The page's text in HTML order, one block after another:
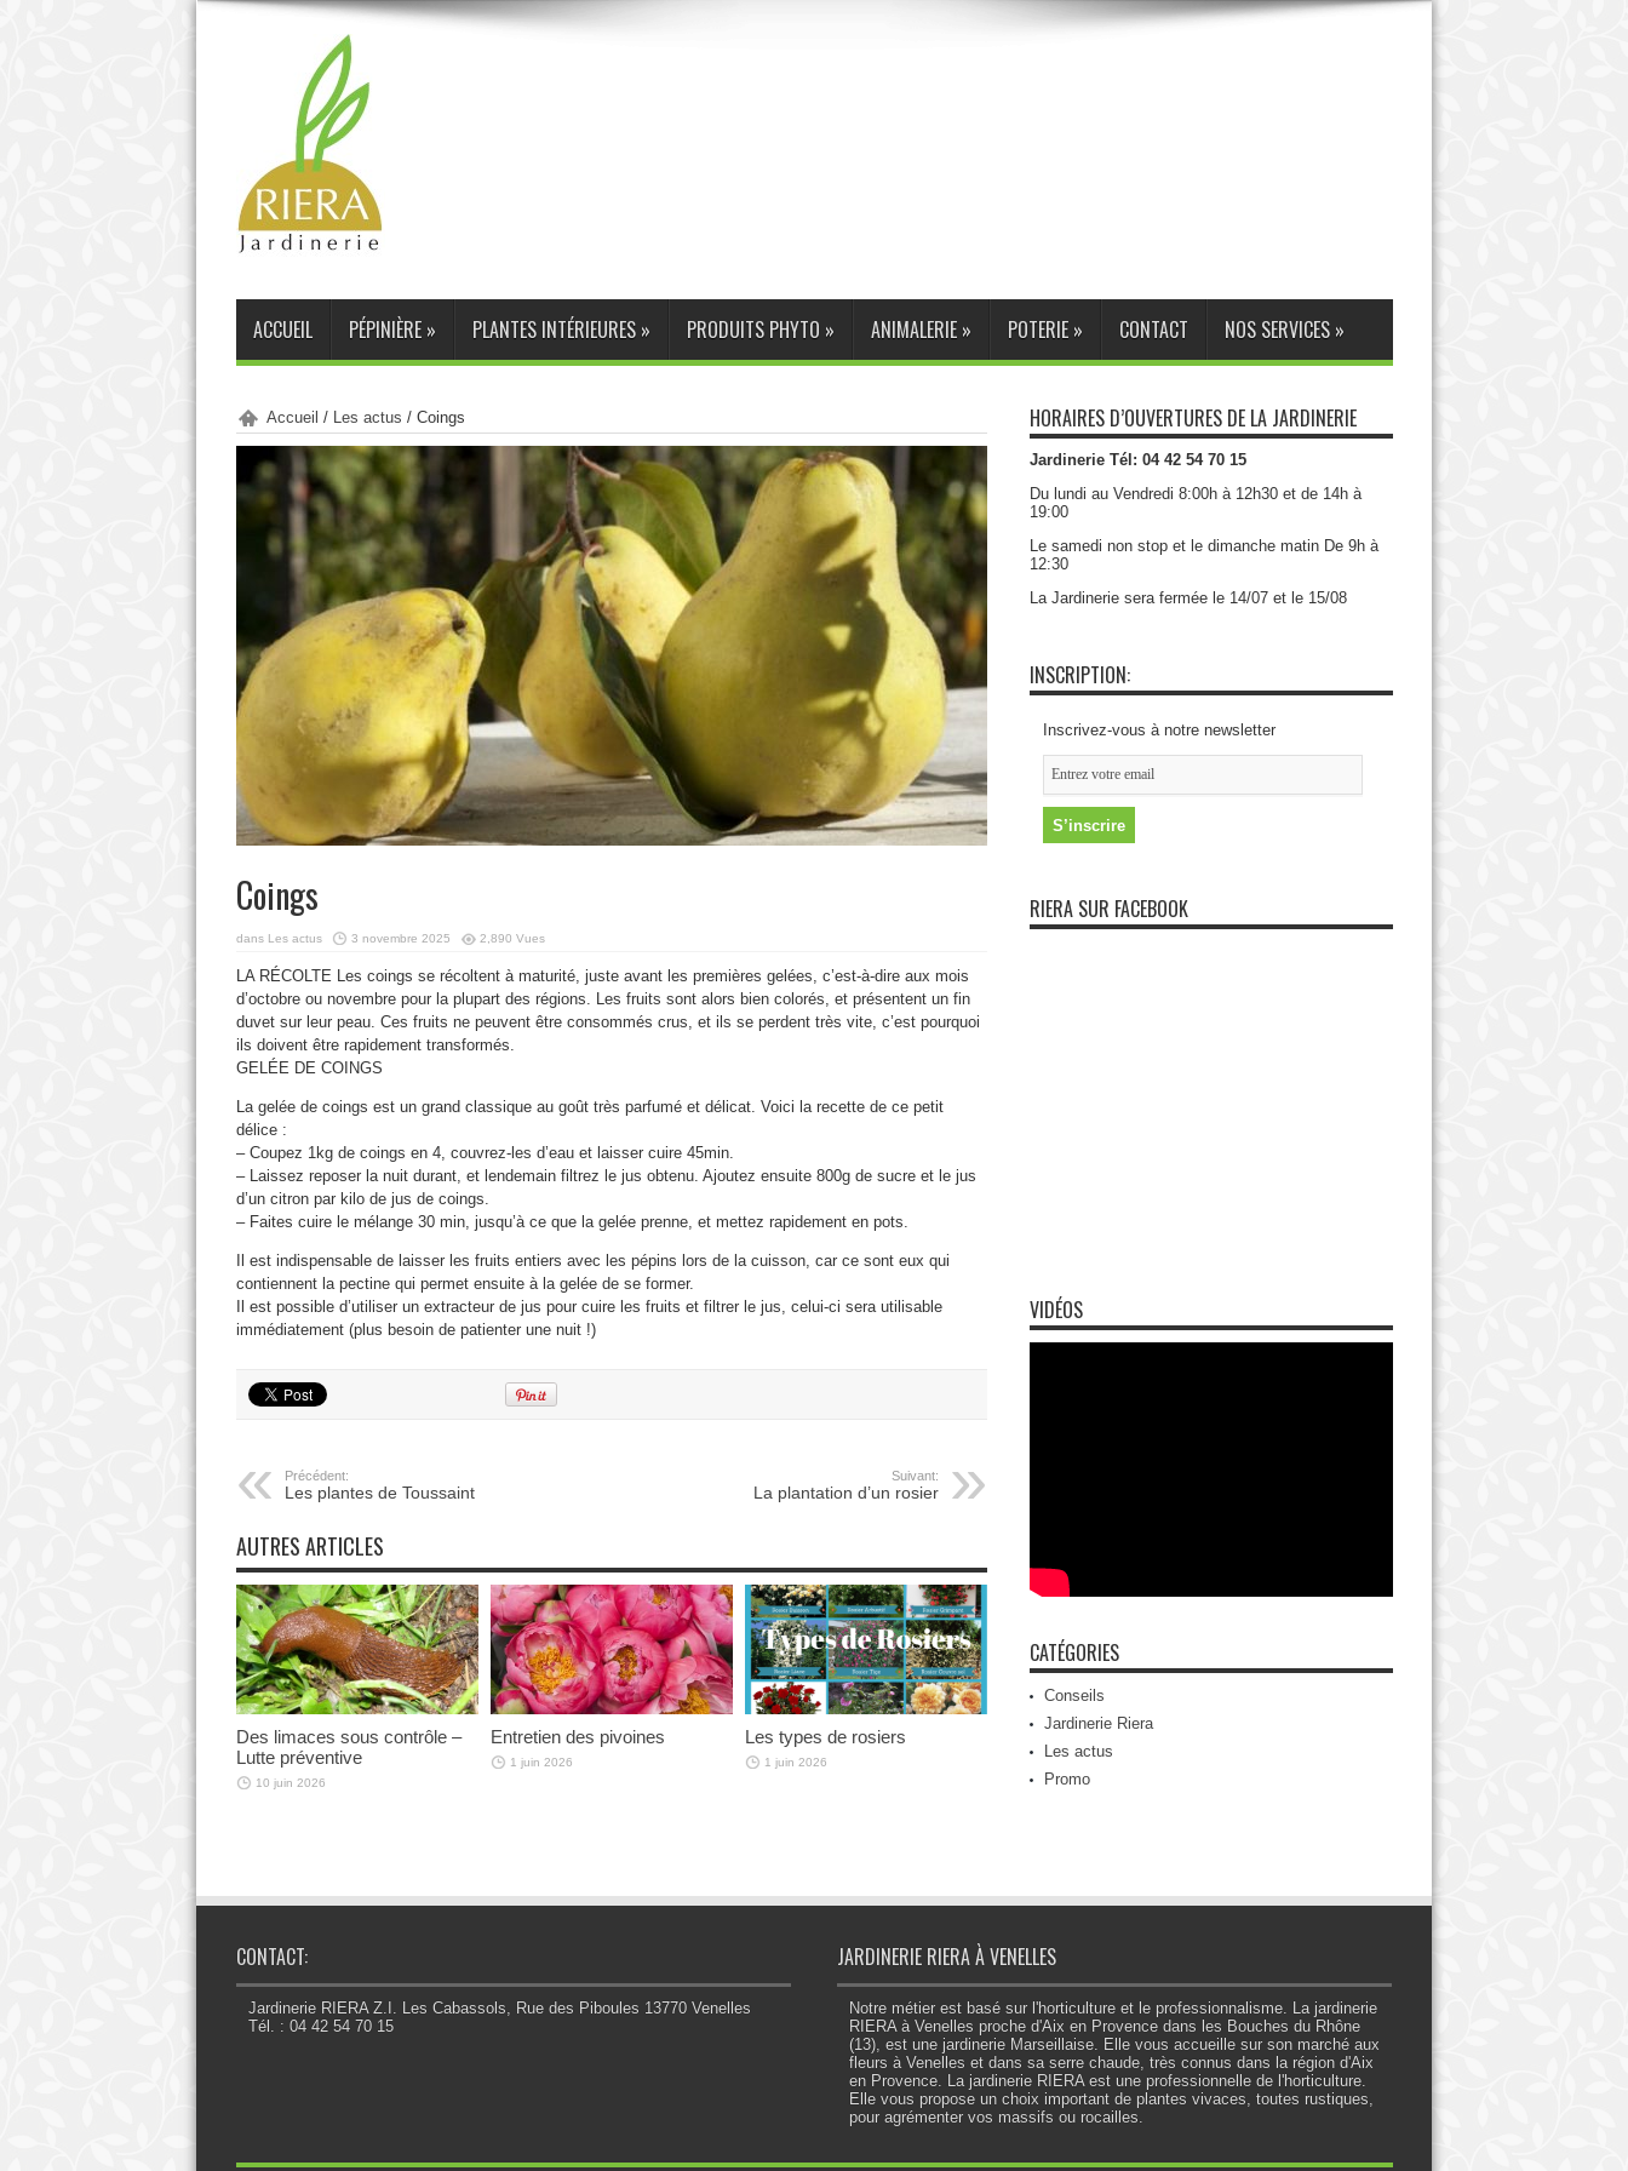
ACCUEIL PÉPINIÈRE » PLANTES INTÉRIEURES » PRODUITS PHYTO » ANIMALERIE » POTERIE » CONTACT NOS SERVICES »
Accueil / Les actus / Coings
Coings
dans Les actus 3 novembre 2025 2,890 Vues
LA RÉCOLTE Les coings se récoltent à maturité, juste avant les premières gelées, c’est-à-dire aux mois
d’octobre ou novembre pour la plupart des régions. Les fruits sont alors bien colorés, et présentent un fin
duvet sur leur peau. Ces fruits ne peuvent être consommés crus, et ils se perdent très vite, c’est pourquoi
ils doivent être rapidement transformés.
GELÉE DE COINGS
La gelée de coings est un grand classique au goût très parfumé et délicat. Voici la recette de ce petit
délice :
– Coupez 1kg de coings en 4, couvrez-les d’eau et laisser cuire 45min.
– Laissez reposer la nuit durant, et lendemain filtrez le jus obtenu. Ajoutez ensuite 800g de sucre et le jus
d’un citron par kilo de jus de coings.
– Faites cuire le mélange 30 min, jusqu’à ce que la gelée prenne, et mettez rapidement en pots.
Il est indispensable de laisser les fruits entiers avec les pépins lors de la cuisson, car ce sont eux qui
contiennent la pectine qui permet ensuite à la gelée de se former.
Il est possible d’utiliser un extracteur de jus pour cuire les fruits et filtrer le jus, celui-ci sera utilisable
immédiatement (plus besoin de patienter une nuit !)
Précédent:
Les plantes de Toussaint
Suivant:
La plantation d’un rosier
AUTRES ARTICLES
Des limaces sous contrôle –
Lutte préventive
10 juin 2026
Entretien des pivoines
1 juin 2026
Les types de rosiers
1 juin 2026
HORAIRES D’OUVERTURES DE LA JARDINERIE
Jardinerie Tél: 04 42 54 70 15
Du lundi au Vendredi 8:00h à 12h30 et de 14h à
19:00
Le samedi non stop et le dimanche matin De 9h à
12:30
La Jardinerie sera fermée le 14/07 et le 15/08
INSCRIPTION:
Inscrivez-vous à notre newsletter
RIERA SUR FACEBOOK
VIDÉOS
CATÉGORIES
Conseils
Jardinerie Riera
Les actus
Promo
CONTACT:
Jardinerie RIERA Z.I. Les Cabassols, Rue des Piboules 13770 Venelles
Tél. : 04 42 54 70 15
JARDINERIE RIERA À VENELLES
Notre métier est basé sur l'horticulture et le professionnalisme. La jardinerie
RIERA à Venelles proche d'Aix en Provence dans les Bouches du Rhône
(13), est une jardinerie Marseillaise. Elle vous accueille sur son marché aux
fleurs à Venelles et dans sa serre chaude, très connus dans la région d'Aix
en Provence. La jardinerie RIERA est une professionnelle de l'horticulture.
Elle vous propose un choix important de plantes vivaces, toutes rustiques,
pour agrémenter vos massifs ou rocailles.